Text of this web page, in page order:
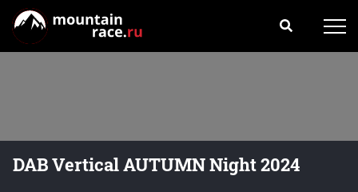
DAB Vertical AUTUMN Night 2024